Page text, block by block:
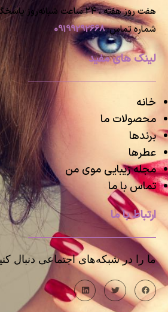
هفت روز هفته ، ۲۴ ساعت شبانه‌روز پاسخگوی شما هستیم
شماره تماس:09199292668
لینک های مفید
خانه
محصولات ما
برندها
عطرها
مجله زیبایی موی من
تماس با ما
ارتباط با ما
ما را در شبکه‌های اجتماعی دنبال